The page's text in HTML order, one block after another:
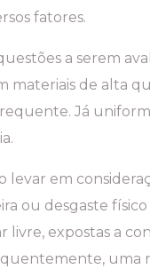
fatores.
a serem
materiais de alta
Já
levar em
ou desgaste
livre, expostas a
uma